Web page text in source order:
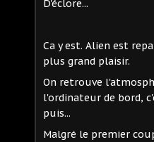
D'éclore...
Ca y est. Alien est
plus grand plaisir.
On retrouve
l'ordinateur de bord,
puis...
Malgré le premier